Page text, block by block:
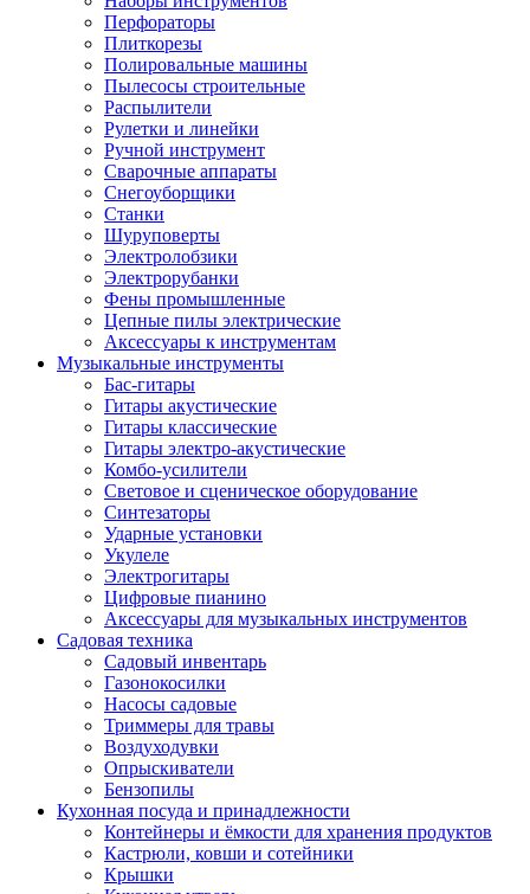
Перфораторы
Плиткорезы
Полировальные машины
Пылесосы строительные
Распылители
Рулетки и линейки
Ручной инструмент
Сварочные аппараты
Снегоуборщики
Станки
Шуруповерты
Электролобзики
Электрорубанки
Фены промышленные
Цепные пилы электрические
Аксессуары к инструментам
Музыкальные инструменты
Бас-гитары
Гитары акустические
Гитары классические
Гитары электро-акустические
Комбо-усилители
Световое и сценическое оборудование
Синтезаторы
Ударные установки
Укулеле
Электрогитары
Цифровые пианино
Аксессуары для музыкальных инструментов
Садовая техника
Садовый инвентарь
Газонокосилки
Насосы садовые
Триммеры для травы
Воздуходувки
Опрыскиватели
Бензопилы
Кухонная посуда и принадлежности
Контейнеры и ёмкости для хранения продуктов
Кастрюли, ковши и сотейники
Крышки